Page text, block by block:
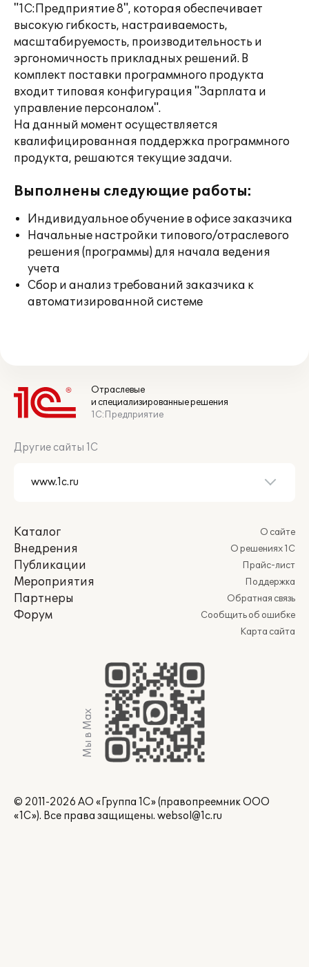
"1С:Предприятие 8", которая обеспечивает
высокую гибкость, настраиваемость,
масштабируемость, производительность и
эргономичность прикладных решений. В
комплект поставки программного продукта
входит типовая конфигурация "Зарплата и
управление персоналом".
На данный момент осуществляется
квалифицированная поддержка программного
продукта, решаются текущие задачи.
Выполнены следующие работы:
Индивидуальное обучение в офисе заказчика
Начальные настройки типового/отраслевого
решения (программы) для начала ведения
учета
Сбор и анализ требований заказчика к
автоматизированной системе
Отраслевые
и специализированные решения
1С:Предприятие
Другие сайты 1С
Каталог
Внедрения
Публикации
Мероприятия
Партнеры
Форум
О сайте
О решениях 1С
Прайс-лист
Поддержка
Обратная связь
Сообщить об ошибке
Карта сайта
Мы в Max
© 2011-2026 АО «Группа 1С» (правопреемник ООО
«1С»). Все права защищены. websol@1c.ru